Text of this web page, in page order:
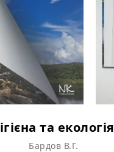
та екологія
Бардов В.Г.